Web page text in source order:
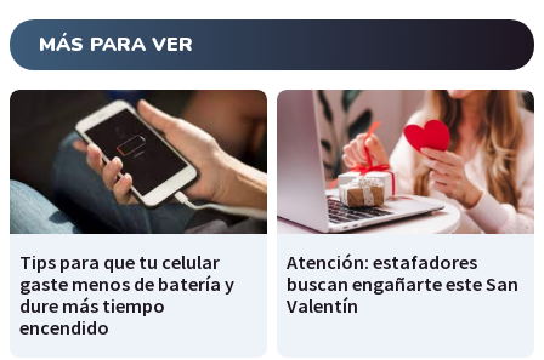
MÁS PARA VER
Tips para que tu celular
gaste menos de batería y
dure más tiempo
encendido
Atención: estafadores
buscan engañarte este San
Valentín